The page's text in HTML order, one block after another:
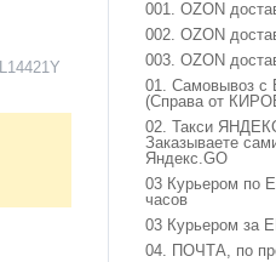
L14421Y
001. OZON
002. OZON
003. OZON
01. Самовывоз с
(Справа от
02. Такси
Заказываете
Яндекс.GO
03 Курьером по
часов
03 Курьером за
04. ПОЧТА, по